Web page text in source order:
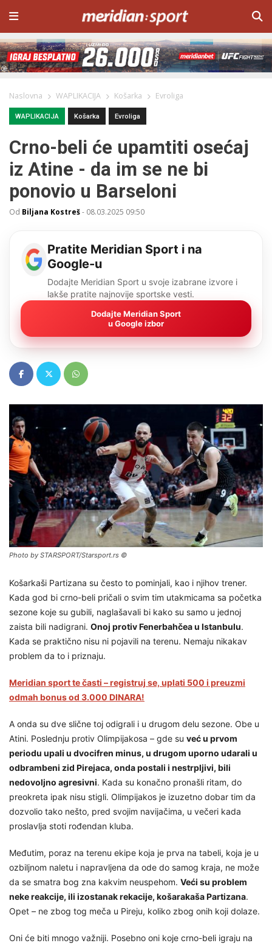
Naslovna WAPLIKACIJA Košarka Evroliga
WAPLIKACIJA Košarka Evroliga
Crno-beli će upamtiti osećaj
iz Atine - da im se ne bi
ponovio u Barseloni
Od Biljana Kostreš- 08.03.2025 09:50
Pratite Meridian Sport i na
Google-u
Dodajte Meridian Sport u svoje izabrane izvore i
lakše pratite najnovije sportske vesti.
Dodajte Meridian Sport
u Google izbor
Photo by STARSPORT/Starsport.rs ©
Košarkaši Partizana su često to pominjali, kao i njihov trener.
Kada god bi crno-beli pričali o svim tim utakmicama sa početka
sezone koje su gubili, naglašavali bi kako su samo u jednoj
zaista bili nadigrani. Onoj protiv Fenerbahčea u Istanbulu.
Kada se praktično nisu ni pojavili na terenu. Nemaju nikakav
problem da to i priznaju.
Meridian sport te časti – registruj se, uplati 500 i preuzmi
odmah bonus od 3.000 DINARA!
A onda su dve slične toj odigrali i u drugom delu sezone. Obe u
Atini. Poslednju protiv Olimpijakosa – gde su već u prvom
periodu upali u dvocifren minus, u drugom uporno udarali u
odbrambeni zid Pirejaca, onda postali i nestrpljivi, bili
nedovoljno agresivni. Kada su konačno pronašli ritam, do
preokreta ipak nisu stigli. Olimpijakos je izuzetno dobar tim da
dozvolio tako nešto, pred svojim navijačima, u večeri kada
proslavlja stoti rođendan kluba.
Međutim, poraz na terenu ekipe koja je prva na tabeli, koja je u
ozbiljnom naletu i napravljena da ode do samog kraja, ne može
da se smatra bog zna kakvim neuspehom. Veći su problem
neke reakcije, ili izostanak rekacije, košarakaša Partizana.
Opet – ne zbog tog meča u Pireju, koliko zbog onih koji dolaze.
Oni će biti mnogo važniji. Posebno oni koje crno-beli igraju na